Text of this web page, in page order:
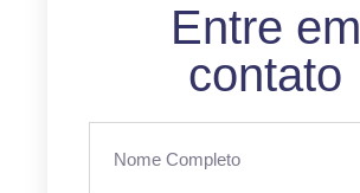
Entre em
contato